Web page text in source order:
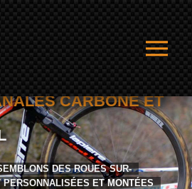
CARBONE ET
DES ROUES SUR-
ET MONTÉES